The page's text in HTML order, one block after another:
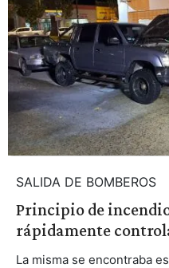
SALIDA DE BOMBEROS
Principio de
rápidamente
La misma se encontraba